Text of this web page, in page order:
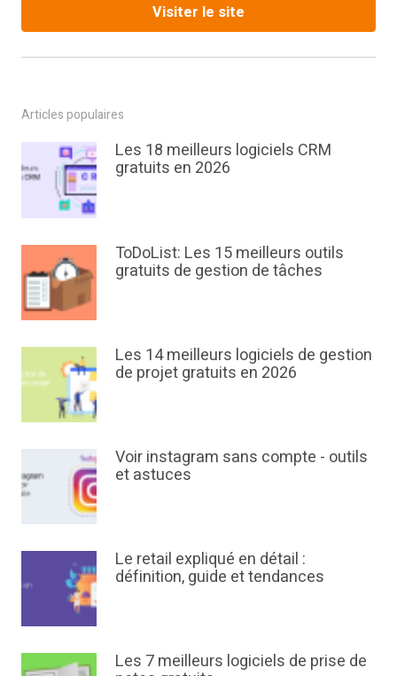
Visiter le site
Articles populaires
Les 18 meilleurs logiciels CRM
gratuits en 2026
ToDoList: Les 15 meilleurs outils
gratuits de gestion de tâches
Les 14 meilleurs logiciels de gestion
de projet gratuits en 2026
Voir instagram sans compte - outils
et astuces
Le retail expliqué en détail :
définition, guide et tendances
Les 7 meilleurs logiciels de prise de